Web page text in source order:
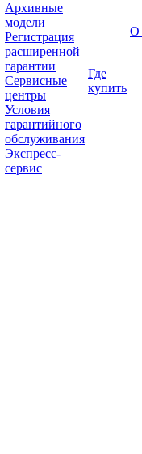
Архивные
модели
Регистрация
расширенной
гарантии
Сервисные
центры
Условия
гарантийного
обслуживания
Экспресс-
сервис
Где
купить
О